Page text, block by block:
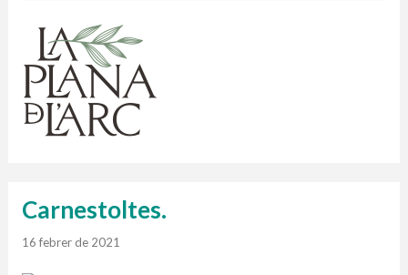
1 contenidors intel·ligents
Finançat per la Unió Europea – NextGenerationEU
Carnestoltes.
16 febrer de 2021